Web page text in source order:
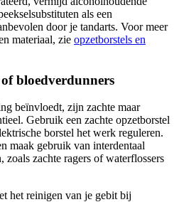
als een
door je tandarts. Voor meer
materiaal, zie opzetborstels en
bloedverdunners
beïnvloedt, zijn zachte maar
Gebruik een zachte opzetborstel
borstel het werk reguleren.
maak gebruik van interdentaal
zachte ragers of waterflossers
het reinigen van je gebit bij